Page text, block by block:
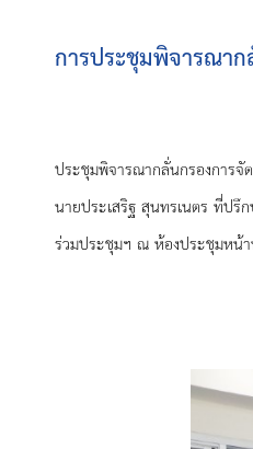
การประชุมพิจารณา
วันศุกร์ที่ 12 ก.ค. 2567
ประชุมพิจารณากลั่นกรองการ
นายประเสริฐ สุนทรเนตร ที่ปรึ
ร่วมประชุมฯ ณ ห้องประชุมหน้